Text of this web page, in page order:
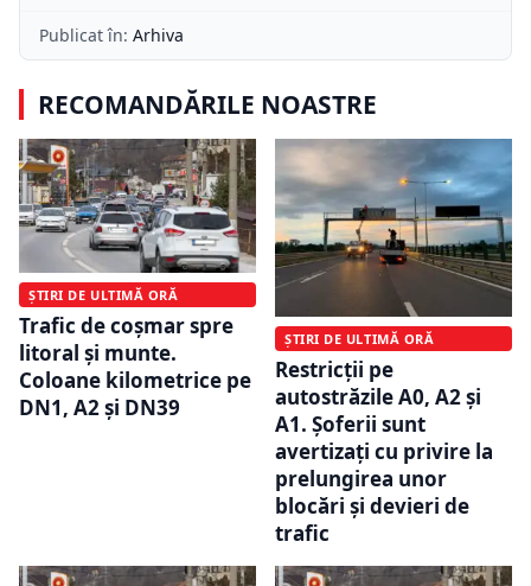
Publicat în: Arhiva
RECOMANDĂRILE NOASTRE
ȘTIRI DE ULTIMĂ ORĂ
Trafic de coșmar spre
litoral și munte.
Coloane kilometrice pe
DN1, A2 și DN39
ȘTIRI DE ULTIMĂ ORĂ
Restricții pe
autostrăzile A0, A2 și
A1. Șoferii sunt
avertizați cu privire la
prelungirea unor
blocări și devieri de
trafic